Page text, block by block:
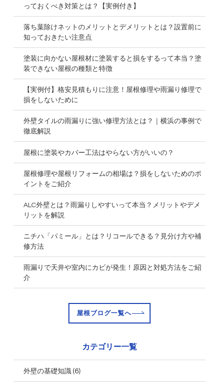
っておくべき対策とは？【実例付き】
落ち葉除けネットのメリットとデメリットとは？設置前に
知っておきたい注意点
塗装に向かない屋根材に塗装すると損をするって本当？塗
装できない屋根の種類と特徴
【実例付】格安見積もりに注意！屋根修理や雨漏り修理で
損をしないために
外壁タイルの雨漏りに強い修理方法とは？｜横浜の事例で
徹底解説
屋根に塗装やカバー工法はやらない方がいいの？
屋根修理や屋根リフォームの相場は？損をしないためのポ
イントをご紹介
ALC外壁とは？雨漏りしやすいって本当？メリットやデメ
リットを解説
ニチハ「パミール」とは？リコールできる？見分け方や補
修方法
雨漏りで天井や室内にカビが発生！原因と対処方法をご紹
介
屋根ブログ一覧へ
カテゴリー一覧
外壁の基礎知識(6)